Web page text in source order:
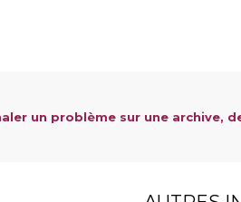
un problème sur une archive,